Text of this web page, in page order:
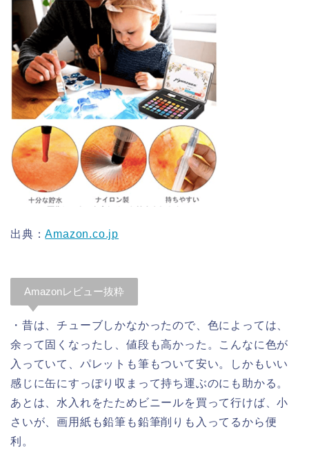
出典：Amazon.co.jp
Amazonレビュー抜粋
・昔は、チューブしかなかったので、色によっては、
余って固くなったし、値段も高かった。こんなに色が
入っていて、パレットも筆もついて安い。しかもいい
感じに缶にすっぽり収まって持ち運ぶのにも助かる。
あとは、水入れをたためビニールを買って行けば、小
さいが、画用紙も鉛筆も鉛筆削りも入ってるから便
利。